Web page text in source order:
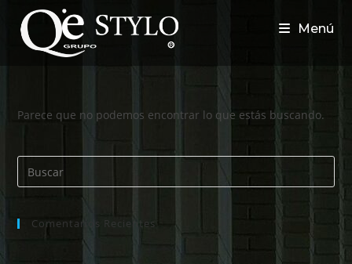
contenido
Menú
Parece que no podemos encontrar lo que estás buscando.
Comentarios Recientes